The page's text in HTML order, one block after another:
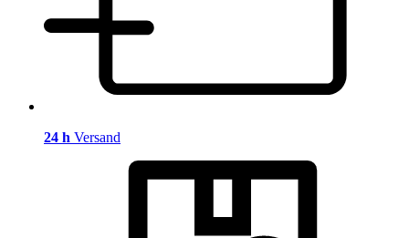
24 h Versand